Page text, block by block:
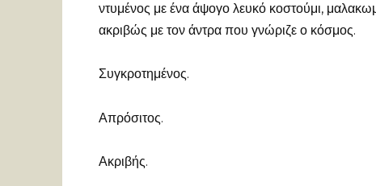
ντυμένος με ένα άψογο λευκό κοστούμι,
ακριβώς με τον άντρα που γνώριζε ο κόσμος.
Συγκροτημένος.
Απρόσιτος.
Ακριβής.